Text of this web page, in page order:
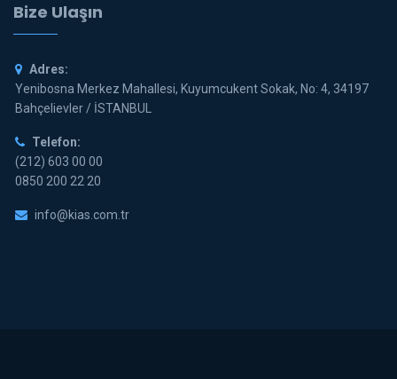
Bize Ulaşın
Adres:
Yenibosna Merkez Mahallesi, Kuyumcukent Sokak, No: 4, 34197
Bahçelievler / İSTANBUL
Telefon:
(212) 603 00 00
0850 200 22 20
info@kias.com.tr